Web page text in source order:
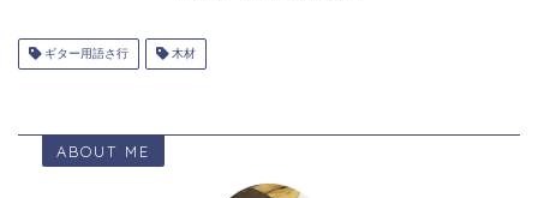
ギター用語さ行 木材
ABOUT ME